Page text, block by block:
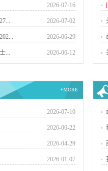
2026-07-16
2026-07-02
2026-06-29
2026-06-12
...
+MORE
2026-07-10
2026-06-22
2026-04-29
2026-01-07